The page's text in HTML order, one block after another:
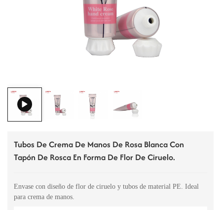
Tubos De Crema De Manos De Rosa Blanca Con
Tapón De Rosca En Forma De Flor De Ciruelo.
Envase con diseño de flor de ciruelo y tubos de material PE. Ideal
para crema de manos.